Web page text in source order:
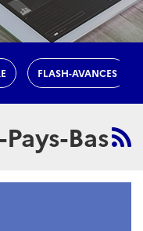
FLASH-AVANCES
Bas